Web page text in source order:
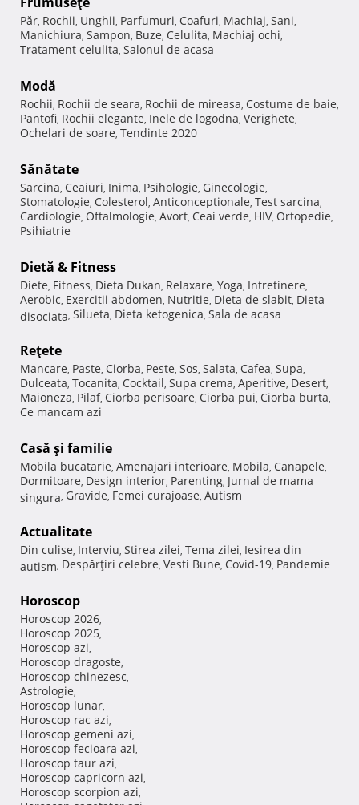
Păr, Rochii, Unghii, Parfumuri, Coafuri, Machiaj, Sani,
Manichiura, Sampon, Buze, Celulita, Machiaj ochi,
Tratament celulita, Salonul de acasa
Modă
Rochii, Rochii de seara, Rochii de mireasa, Costume de baie,
Pantofi, Rochii elegante, Inele de logodna, Verighete,
Ochelari de soare, Tendinte 2020
Sănătate
Sarcina, Ceaiuri, Inima, Psihologie, Ginecologie,
Stomatologie, Colesterol, Anticonceptionale, Test sarcina,
Cardiologie, Oftalmologie, Avort, Ceai verde, HIV, Ortopedie,
Psihiatrie
Dietă & Fitness
Diete, Fitness, Dieta Dukan, Relaxare, Yoga, Intretinere,
Aerobic, Exercitii abdomen, Nutritie, Dieta de slabit, Dieta
disociata, Silueta, Dieta ketogenica, Sala de acasa
Reţete
Mancare, Paste, Ciorba, Peste, Sos, Salata, Cafea, Supa,
Dulceata, Tocanita, Cocktail, Supa crema, Aperitive, Desert,
Maioneza, Pilaf, Ciorba perisoare, Ciorba pui, Ciorba burta,
Ce mancam azi
Casă şi familie
Mobila bucatarie, Amenajari interioare, Mobila, Canapele,
Dormitoare, Design interior, Parenting, Jurnal de mama
singura, Gravide, Femei curajoase, Autism
Actualitate
Din culise, Interviu, Stirea zilei, Tema zilei, Iesirea din
autism, Despărţiri celebre, Vesti Bune, Covid-19, Pandemie
Horoscop
Horoscop 2026,
Horoscop 2025,
Horoscop azi,
Horoscop dragoste,
Horoscop chinezesc,
Astrologie,
Horoscop lunar,
Horoscop rac azi,
Horoscop gemeni azi,
Horoscop fecioara azi,
Horoscop taur azi,
Horoscop capricorn azi,
Horoscop scorpion azi,